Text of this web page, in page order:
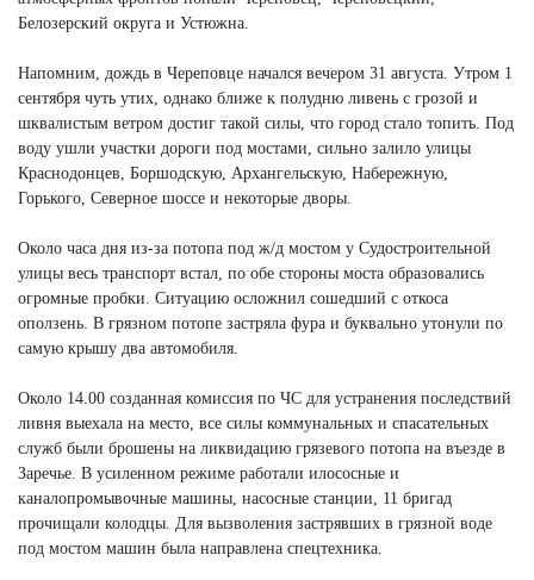
Белозерский округа и Устюжна.
Напомним, дождь в Череповце начался вечером 31 августа. Утром 1
сентября чуть утих, однако ближе к полудню ливень с грозой и
шквалистым ветром достиг такой силы, что город стало топить. Под
воду ушли участки дороги под мостами, сильно залило улицы
Краснодонцев, Боршодскую, Архангельскую, Набережную,
Горького, Северное шоссе и некоторые дворы.
Около часа дня из-за потопа под ж/д мостом у Судостроительной
улицы весь транспорт встал, по обе стороны моста образовались
огромные пробки. Ситуацию осложнил сошедший с откоса
оползень. В грязном потопе застряла фура и буквально утонули по
самую крышу два автомобиля.
Около 14.00 созданная комиссия по ЧС для устранения последствий
ливня выехала на место, все силы коммунальных и спасательных
служб были брошены на ликвидацию грязевого потопа на въезде в
Заречье. В усиленном режиме работали илососные и
каналопромывочные машины, насосные станции, 11 бригад
прочищали колодцы. Для вызволения застрявших в грязной воде
под мостом машин была направлена спецтехника.